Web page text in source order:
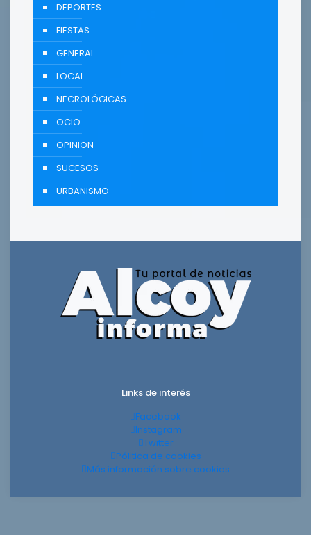
DEPORTES
FIESTAS
GENERAL
LOCAL
NECROLÓGICAS
OCIO
OPINION
SUCESOS
URBANISMO
Links de interés
Facebook
Instagram
Twitter
Pólitica de cookies
Más información sobre cookies